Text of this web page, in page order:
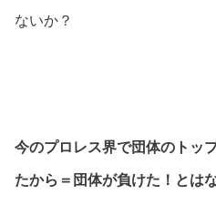
ないか？
今のプロレス界で団体のトッ
たから＝団体が負けた！とは